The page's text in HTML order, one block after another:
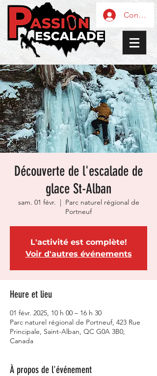
Découverte de l'escalade de
glace St-Alban
sam. 01 févr.
  |
Parc naturel régional de
Portneuf
L'activité est complète!
Voir d'autres événements
Heure et lieu
01 févr. 2025, 10 h 00 – 16 h 30
Parc naturel régional de Portneuf, 423 Rue
Principale, Saint-Alban, QC G0A 3B0,
Canada
À propos de l'événement